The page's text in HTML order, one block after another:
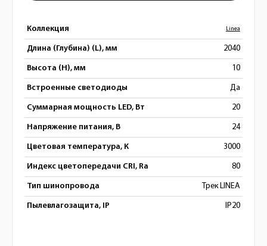
Коллекция Linea
Длина (Глубина) (L), мм 2040
Высота (H), мм 10
Встроенные светодиоды Да
Суммарная мощность LED, Вт 20
Напряжение питания, В 24
Цветовая температура, К 3000
Индекс цветопередачи CRI, Ra 80
Тип шинопровода Трек LINEA
Пылевлагозащита, IP IP20